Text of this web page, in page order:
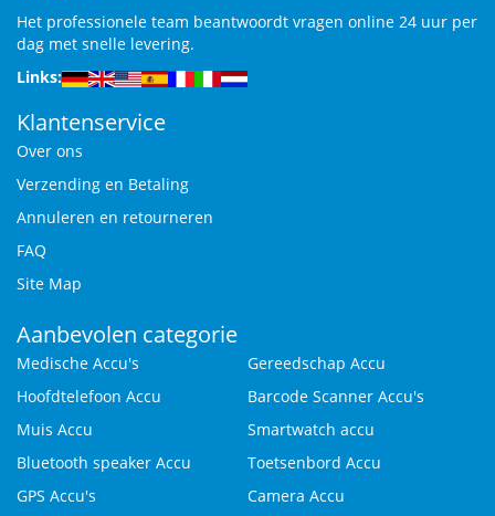
Het professionele team beantwoordt vragen online 24 uur per
dag met snelle levering.
Links:
Klantenservice
Over ons
Verzending en Betaling
Annuleren en retourneren
FAQ
Site Map
Aanbevolen categorie
Medische Accu's
Gereedschap Accu
Hoofdtelefoon Accu
Barcode Scanner Accu's
Muis Accu
Smartwatch accu
Bluetooth speaker Accu
Toetsenbord Accu
GPS Accu's
Camera Accu